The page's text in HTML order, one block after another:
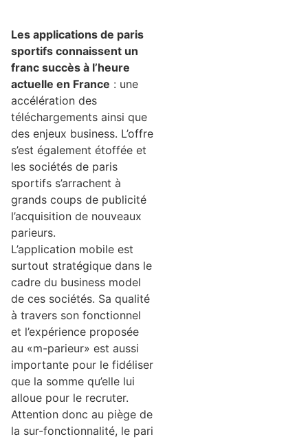
Les applications de paris
sportifs connaissent un
franc succès à l’heure
actuelle en France : une
accélération des
téléchargements ainsi que
des enjeux business. L’offre
s’est également étoffée et
les sociétés de paris
sportifs s’arrachent à
grands coups de publicité
l’acquisition de nouveaux
parieurs.
L’application mobile est
surtout stratégique dans le
cadre du business model
de ces sociétés. Sa qualité
à travers son fonctionnel
et l’expérience proposée
au «m-parieur» est aussi
importante pour le fidéliser
que la somme qu’elle lui
alloue pour le recruter.
Attention donc au piège de
la sur-fonctionnalité, le pari